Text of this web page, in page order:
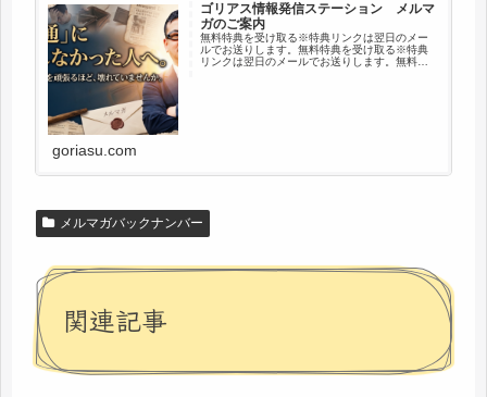
ゴリアス情報発信ステーション メルマ
ガのご案内
無料特典を受け取る※特典リンクは翌日のメー
ルでお送りします。無料特典を受け取る※特典
リンクは翌日のメールでお送りします。無料特
goriasu.com
メルマガバックナンバー
関連記事